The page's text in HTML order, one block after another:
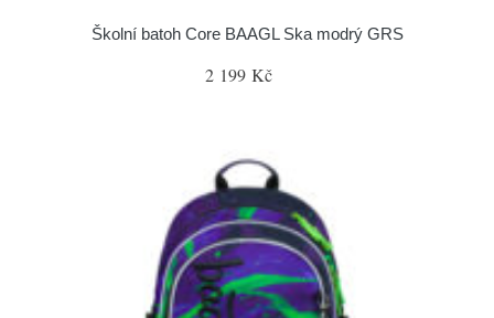
Školní batoh Core BAAGL Ska modrý GRS
2 199 Kč